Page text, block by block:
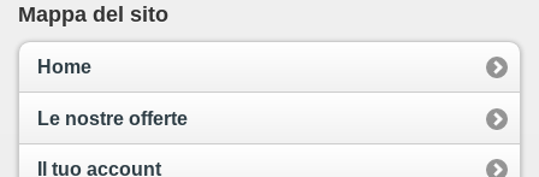
Mappa del sito
Home
Le nostre offerte
Il tuo account